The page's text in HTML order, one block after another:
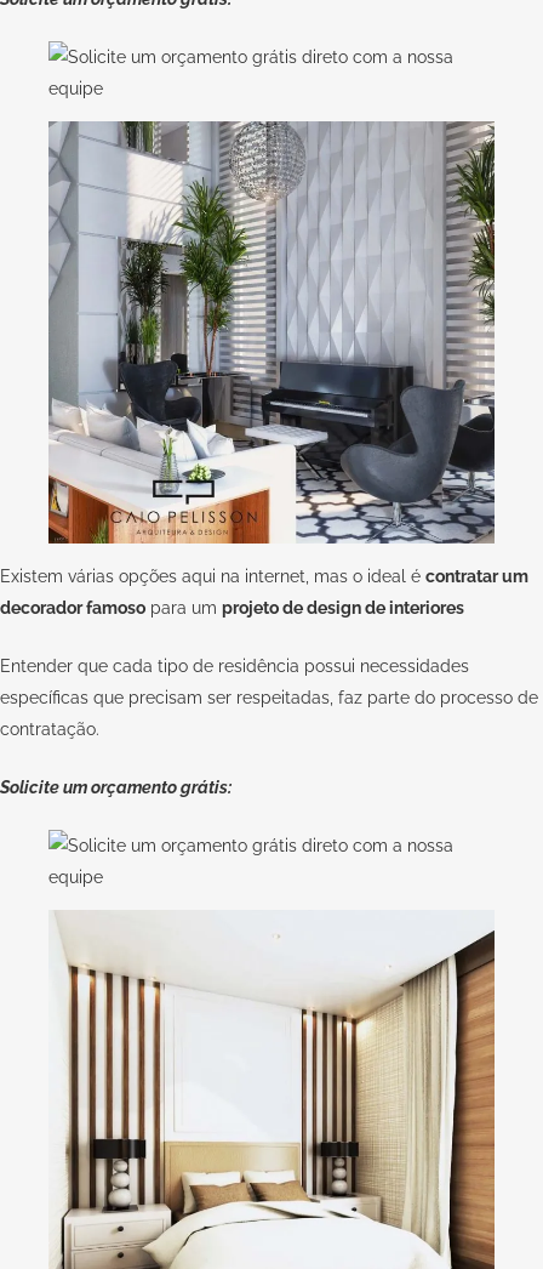
Existem várias opções aqui na internet, mas o ideal é contratar um
decorador famoso para um projeto de design de interiores
Entender que cada tipo de residência possui necessidades
específicas que precisam ser respeitadas, faz parte do processo de
contratação.
Solicite um orçamento grátis: